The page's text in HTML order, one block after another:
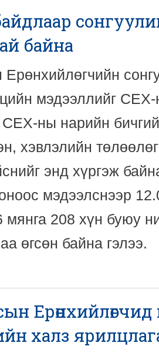
байна
мэдээллийг СЕХ-
ны нарийн
хэвлэлийн
энд хүргэж
мэдээлснээр
мянга 208 хүн буюу
өгсөн байна гэлээ.
Ерөнхийлөгчид
халз